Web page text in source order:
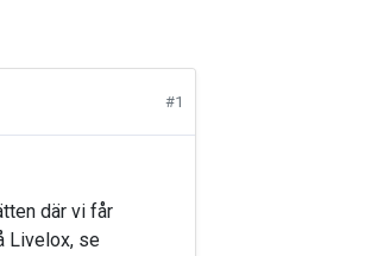
#1
där vi får
Livelox, se